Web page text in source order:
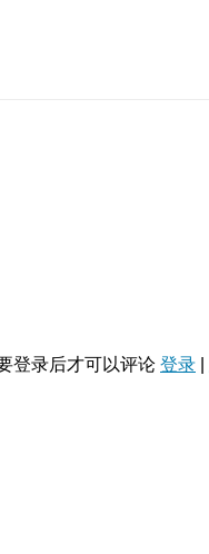
登录后才可以评论 登录